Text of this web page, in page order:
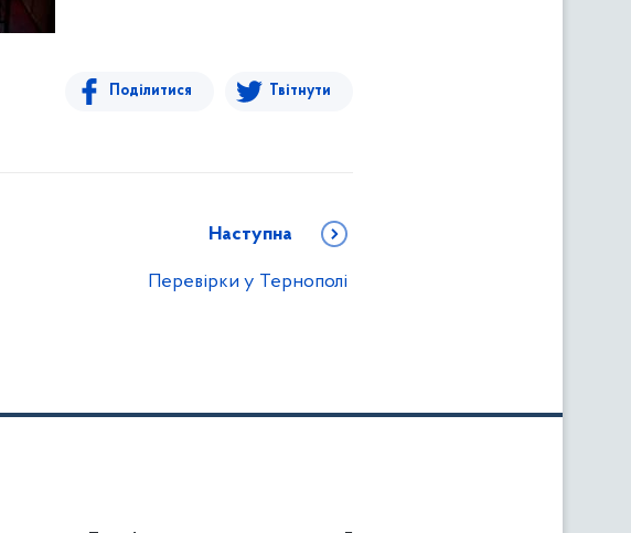
Поділитися Твітнути
Наступна
Перевірки у Тернополі